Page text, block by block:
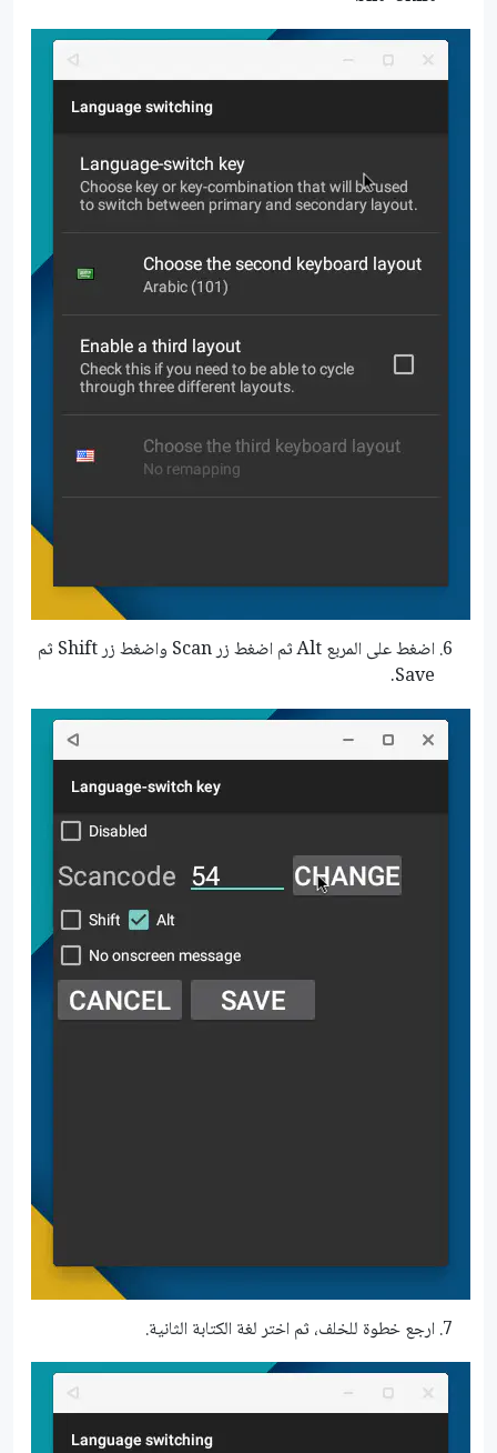
اضغط على المربع Alt ثم اضغط زر Scan واضغط زر Shift ثم
Save.
ارجع خطوة للخلف، ثم اختر لغة الكتابة الثانية.